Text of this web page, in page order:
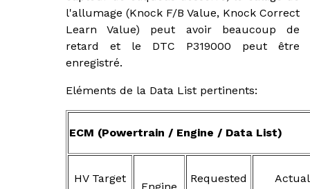
l'allumage (Knock F/B Value, Knock Correct
Learn Value) peut avoir beaucoup de
retard et le DTC P319000 peut être
enregistré.
Eléments de la Data List pertinents:
ECM (Powertrain / Engine / Data List)
HV Target
Requested
Actual